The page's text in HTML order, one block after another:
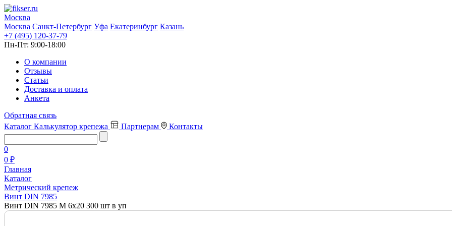
Москва
Москва Санкт-Петербург Уфа Екатеринбург Казань
+7 (495) 120-37-79
Пн-Пт: 9:00-18:00
О компании
Отзывы
Статьи
Доставка и оплата
Анкета
Обратная связь
Каталог Калькулятор крепежа Партнерам Контакты
0
0 ₽
Главная
Каталог
Метрический крепеж
Винт DIN 7985
Винт DIN 7985 М 6х20 300 шт в уп